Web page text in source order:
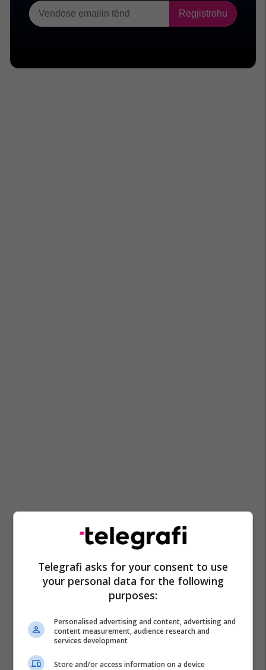
Telegrafi asks for your consent to use
your personal data for the following
purposes:
Personalised advertising and content, advertising and
content measurement, audience research and
services development
Store and/or access information on a device